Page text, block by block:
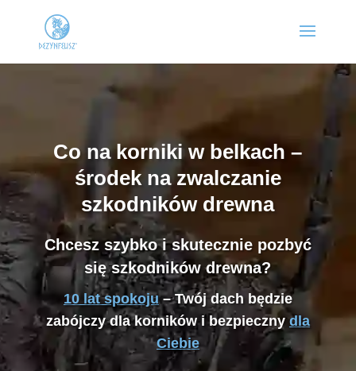
Co na korniki w belkach –
środek na zwalczanie
szkodników drewna
Chcesz szybko i skutecznie pozbyć
się szkodników drewna?
10 lat spokoju– Twój dach będzie
zabójczy dla korników i bezpiecznydla
Ciebie